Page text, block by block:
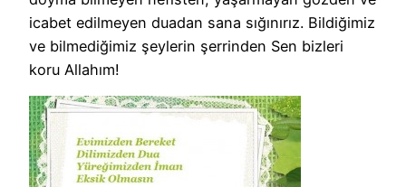
icabet edilmeyen duadan sana sığınırız. Bildiğimiz
ve bilmediğimiz şeylerin şerrinden Sen bizleri
koru Allahım!